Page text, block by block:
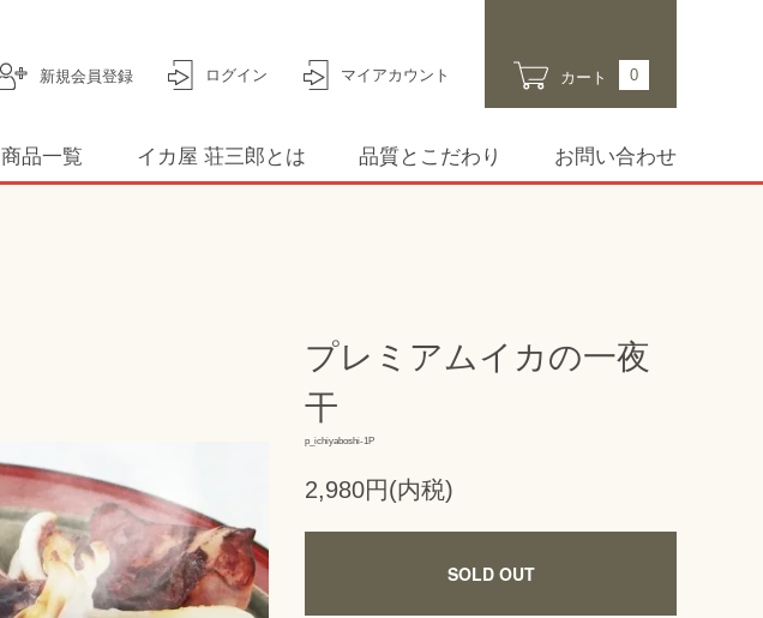
新規会員登録 ログイン マイアカウント カート 0
商品一覧 イカ屋 荘三郎とは 品質とこだわり お問い合わせ
プレミアムイカの一夜
干
p_ichiyaboshi-1P
2,980円(内税)
SOLD OUT